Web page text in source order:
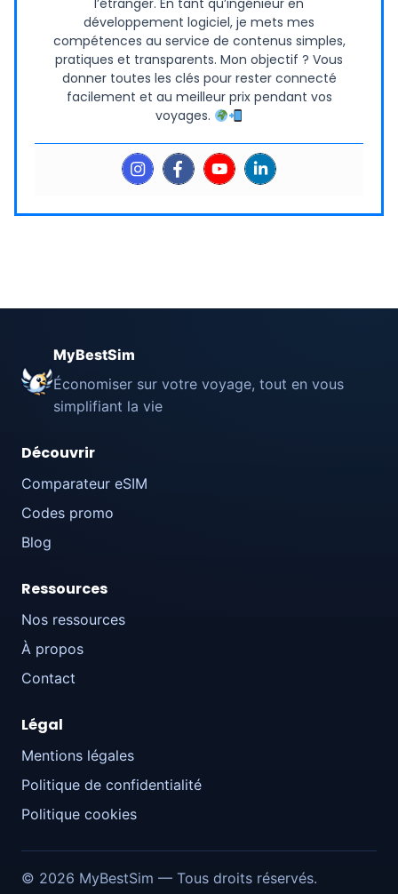
l’étranger. En tant qu’ingénieur en
développement logiciel, je mets mes
compétences au service de contenus simples,
pratiques et transparents. Mon objectif ? Vous
donner toutes les clés pour rester connecté
facilement et au meilleur prix pendant vos
voyages.
MyBestSim
Économiser sur votre voyage, tout en vous
simplifiant la vie
Découvrir
Comparateur eSIM
Codes promo
Blog
Ressources
Nos ressources
À propos
Contact
Légal
Mentions légales
Politique de confidentialité
Politique cookies
© 2026 MyBestSim — Tous droits réservés.